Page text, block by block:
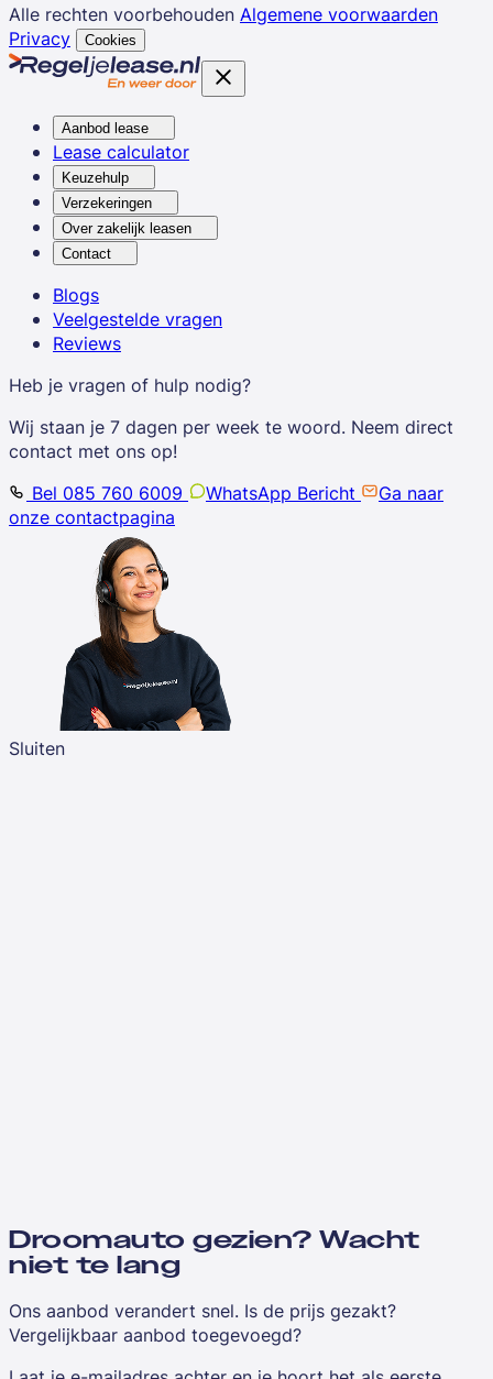
Alle rechten voorbehouden Algemene voorwaarden
Privacy
Cookies
Aanbod lease
Lease calculator
Keuzehulp
Verzekeringen
Over zakelijk leasen
Contact
Blogs
Veelgestelde vragen
Reviews
Heb je vragen of hulp nodig?
Wij staan je 7 dagen per week te woord. Neem direct
contact met ons op!
Bel 085 760 6009
WhatsApp Bericht
Ga naar
onze contactpagina
Sluiten
Droomauto gezien? Wacht
niet te lang
Ons aanbod verandert snel. Is de prijs gezakt?
Vergelijkbaar aanbod toegevoegd?